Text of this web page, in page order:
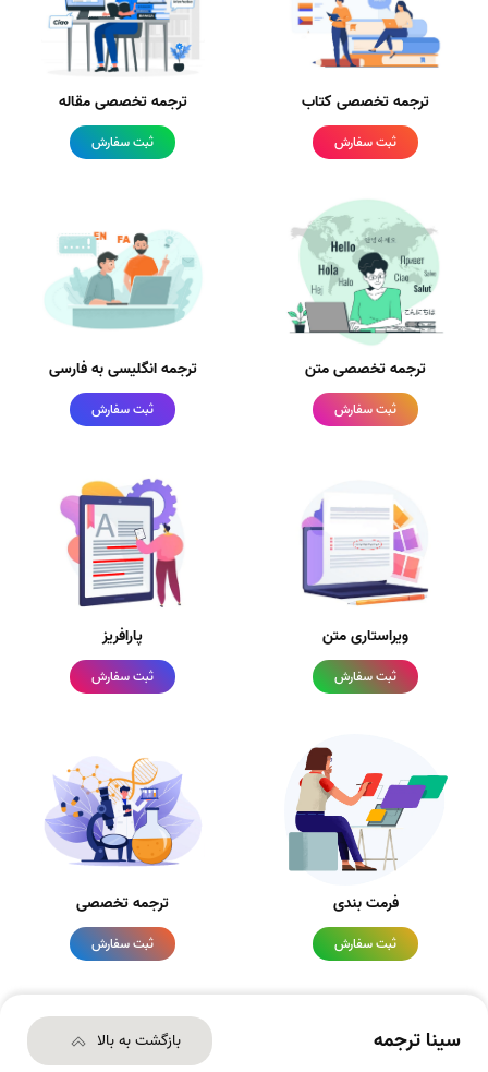
ترجمه تخصصی کتاب
ثبت سفارش
ترجمه تخصصی مقاله
ثبت سفارش
ترجمه تخصصی متن
ثبت سفارش
ترجمه انگلیسی به فارسی
ثبت سفارش
ویراستاری متن
ثبت سفارش
پارافریز
ثبت سفارش
فرمت بندی
ثبت سفارش
ترجمه تخصصی
ثبت سفارش
سینا ترجمه بازگشت به بالا